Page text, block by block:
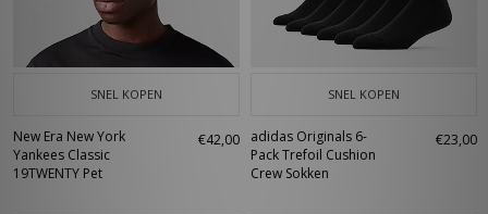
SNEL KOPEN
New Era New York
Yankees Classic
19TWENTY Pet
€42,00
SNEL KOPEN
adidas Originals 6-
Pack Trefoil Cushion
Crew Sokken
€23,00